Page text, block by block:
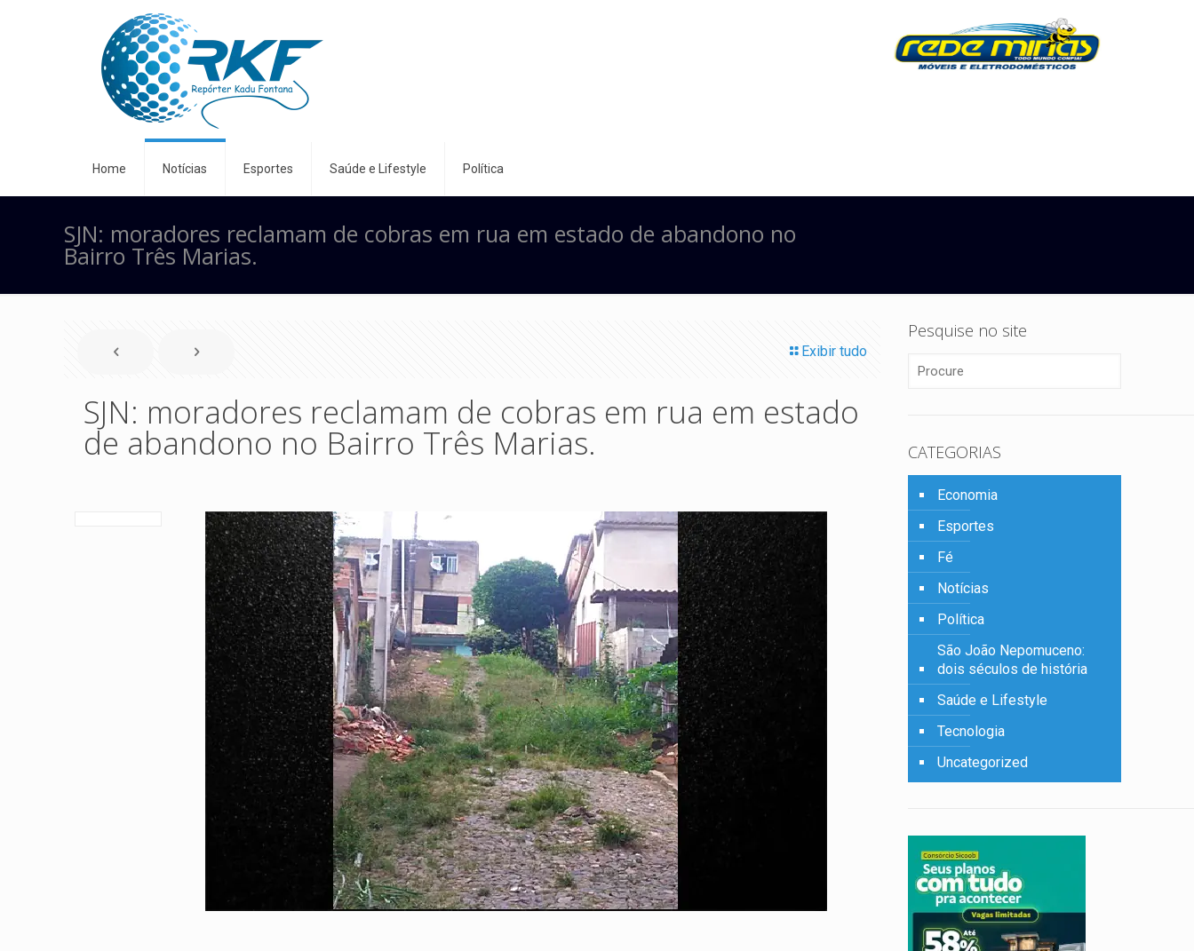
Home Notícias Esportes Saúde e Lifestyle Política
SJN: moradores reclamam de cobras em rua em estado de abandono no
Bairro Três Marias.
Exibir tudo
SJN: moradores reclamam de cobras em rua em estado
de abandono no Bairro Três Marias.
Pesquise no site
CATEGORIAS
Economia
Esportes
Fé
Notícias
Política
São João Nepomuceno:
dois séculos de história
Saúde e Lifestyle
Tecnologia
Uncategorized